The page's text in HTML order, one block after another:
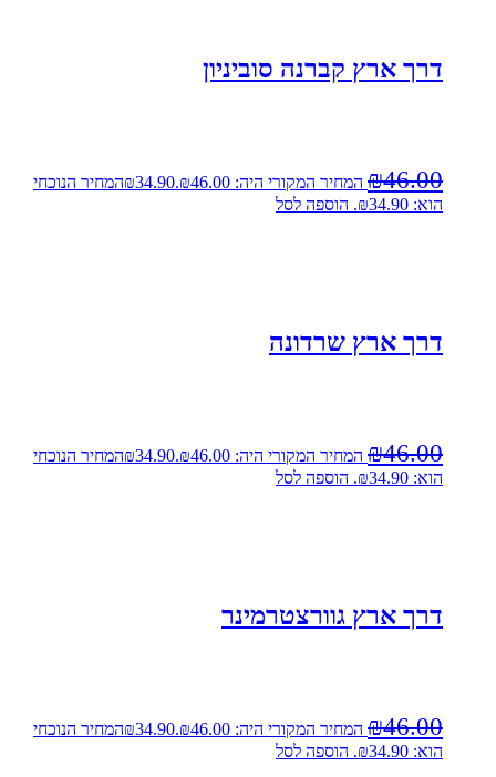
דרך ארץ קברנה סוביניון
₪46.00 המחיר המקורי היה: ₪46.00. ₪34.90
המחיר הנוכחי
הוא: ₪34.90.
הוספה לסל
דרך ארץ שרדונה
₪46.00 המחיר המקורי היה: ₪46.00. ₪34.90
המחיר הנוכחי
הוא: ₪34.90.
הוספה לסל
דרך ארץ גוורצטרמינר
₪46.00 המחיר המקורי היה: ₪46.00. ₪34.90
המחיר הנוכחי
הוא: ₪34.90.
הוספה לסל